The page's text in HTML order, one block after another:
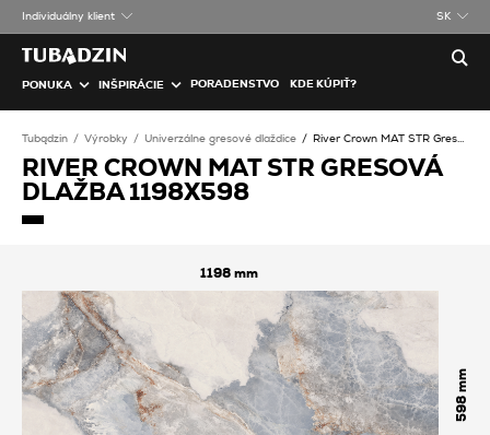
Individuálny klient SK
PONUKA INŠPIRÁCIE PORADENSTVO KDE KÚPIŤ?
Tubądzin Výrobky Univerzálne gresové dlaždice River Crown MAT STR Gresová dlažba
RIVER CROWN MAT STR GRESOVÁ
DLAŽBA 1198X598
1198
598